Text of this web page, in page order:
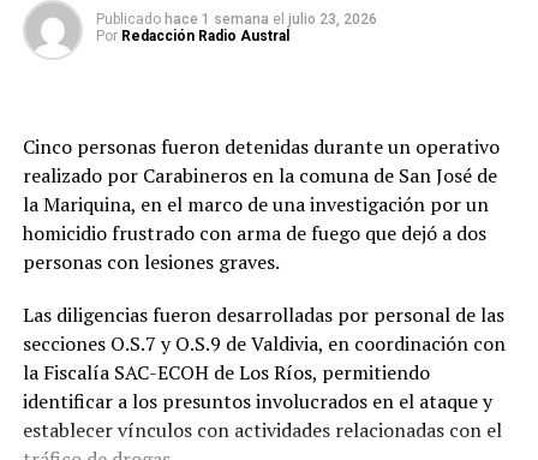
Publicado hace 1 semana el julio 23, 2026
Por Redacción Radio Austral
Cinco personas fueron detenidas durante un operativo
realizado por Carabineros en la comuna de San José de
la Mariquina, en el marco de una investigación por un
homicidio frustrado con arma de fuego que dejó a dos
personas con lesiones graves.
Las diligencias fueron desarrolladas por personal de las
secciones O.S.7 y O.S.9 de Valdivia, en coordinación con
la Fiscalía SAC-ECOH de Los Ríos, permitiendo
identificar a los presuntos involucrados en el ataque y
establecer vínculos con actividades relacionadas con el